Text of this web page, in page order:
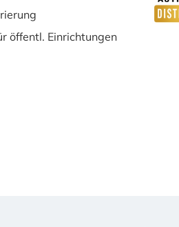
öffentl. Einrichtungen